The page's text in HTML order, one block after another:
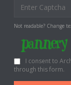
Not readable? Change
I consent to
through this form.